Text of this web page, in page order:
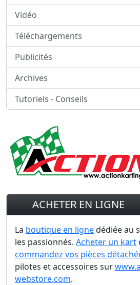
Vidéo
Téléchargements
Publicités
Archives
Tutoriels - Conseils
ACHETER EN LIGNE
La boutique en lignedédiée au
les passionnés. Acheter un kart
commandez vos pièces
pilotes et accessoires sur
webstore.com.